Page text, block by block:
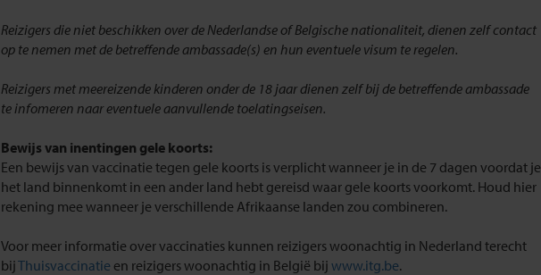
Reizigers die niet beschikken over de Nederlandse of Belgische nationaliteit, dienen zelf contact
op te nemen met de betreffende ambassade(s) en hun eventuele visum te regelen.
Reizigers met meereizende kinderen onder de 18 jaar dienen zelf bij de betreffende ambassade
te infomeren naar eventuele aanvullende toelatingseisen.
Bewijs van inentingen gele koorts:
Een bewijs van vaccinatie tegen gele koorts is verplicht wanneer je in de 7 dagen voordat je
het land binnenkomt in een ander land hebt gereisd waar gele koorts voorkomt. Houd hier
rekening mee wanneer je verschillende Afrikaanse landen zou combineren.
Voor meer informatie over vaccinaties kunnen reizigers woonachtig in Nederland terecht
bijThuisvaccinatie en reizigers woonachtig in België bij www.itg.be.